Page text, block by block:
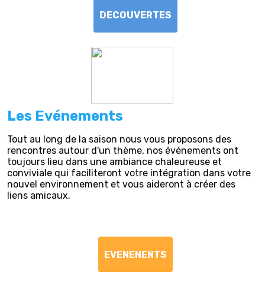
DECOUVERTES
Les Evénements
Tout au long de la saison nous vous proposons des
rencontres autour d'un thème, nos événements ont
toujours lieu dans une ambiance chaleureuse et
conviviale qui faciliteront votre intégration dans votre
nouvel environnement et vous aideront à créer des
liens amicaux.
EVENENENTS